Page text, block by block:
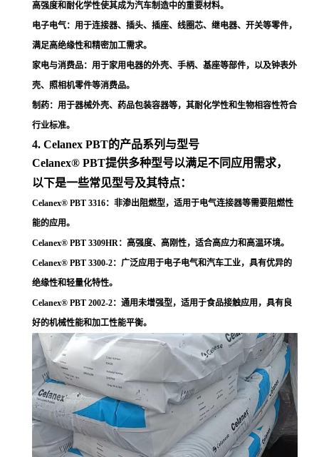
高强度和耐化学性使其成为汽车制造中的重要材料。
电子电气：用于连接器、插头、插座、线圈芯、继电器、开关等零件，
满足高绝缘性和精密加工需求。
家电与消费品：用于家用电器的外壳、手柄、基座等部件，以及钟表外
壳、照相机零件等消费品。
制药：用于器械外壳、药品包装容器等，其耐化学性和生物相容性符合
行业标准。
4. Celanex PBT的产品系列与型号
Celanex® PBT提供多种型号以满足不同应用需求，
以下是一些常见型号及其特点：
Celanex® PBT 3316：非渗出阻燃型，适用于电气连接器等需要阻燃性
能的应用。
Celanex® PBT 3309HR：高强度、高刚性，适合高应力和高温环境。
Celanex® PBT 3300-2：广泛应用于电子电气和汽车工业，具有优异的
绝缘性和轻量化特性。
Celanex® PBT 2002-2：通用未增强型，适用于食品接触应用，具有良
好的机械性能和加工性能平衡。